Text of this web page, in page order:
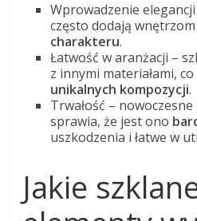
Wprowadzenie
często dodają wnętrzom
charakteru.
Łatwość w aranżacji –
z innymi materiałami,
unikalnych kompozycji.
Trwałość –
sprawia, że jest ono
uszkodzenia i łatwe w
Jakie